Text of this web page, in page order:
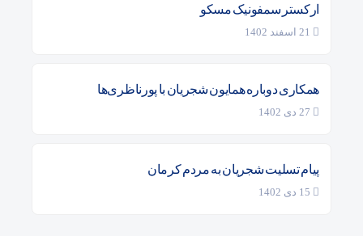
ارکستر سمفونیک مسکو
همکاری دوباره همایون شجریان با پورناظری‌ها
پیام تسلیت شجریان به مردم کرمان